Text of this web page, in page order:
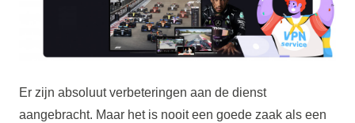
Er zijn absoluut verbeteringen aan de dienst
aangebracht. Maar het is nooit een goede zaak als een